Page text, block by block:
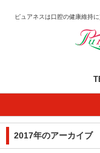
ピュアネスは口腔の健康維持
2017年のアーカイブ